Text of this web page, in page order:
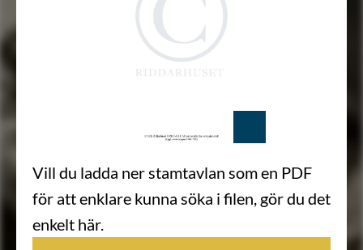
Vill du ladda ner stamtavlan som en PDF
för att enklare kunna söka i filen, gör du det
enkelt här.